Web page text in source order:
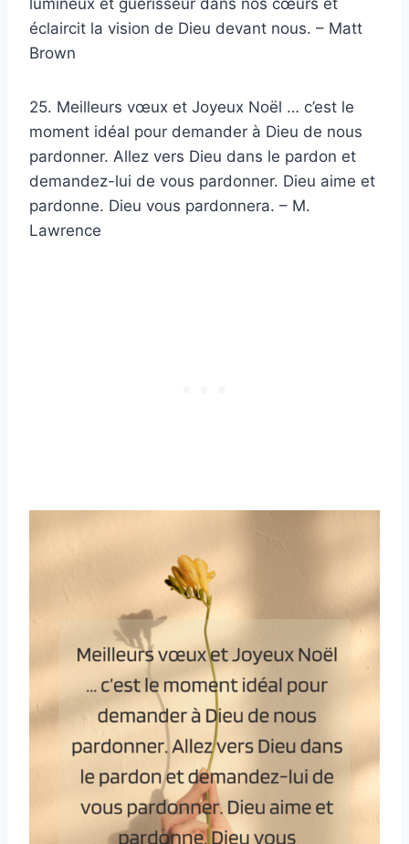
lumineux et guérisseur dans nos cœurs et
éclaircit la vision de Dieu devant nous. – Matt
Brown
25. Meilleurs vœux et Joyeux Noël … c’est le
moment idéal pour demander à Dieu de nous
pardonner. Allez vers Dieu dans le pardon et
demandez-lui de vous pardonner. Dieu aime et
pardonne. Dieu vous pardonnera. – M.
Lawrence